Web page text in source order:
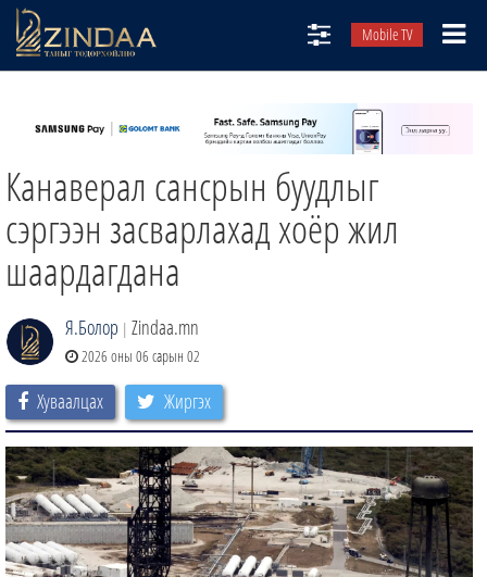
Mobile TV
ТВ8
ӨГЛӨӨНИЙ СОНИН
АУДИО ЗОХИОЛ
ЗИНДАА СЭТГҮҮЛ
Канаверал сансрын буудлыг
сэргээн засварлахад хоёр жил
шаардагдана
Я.Болор | Zindaa.mn
2026 оны 06 сарын 02
Хуваалцах Жиргэх